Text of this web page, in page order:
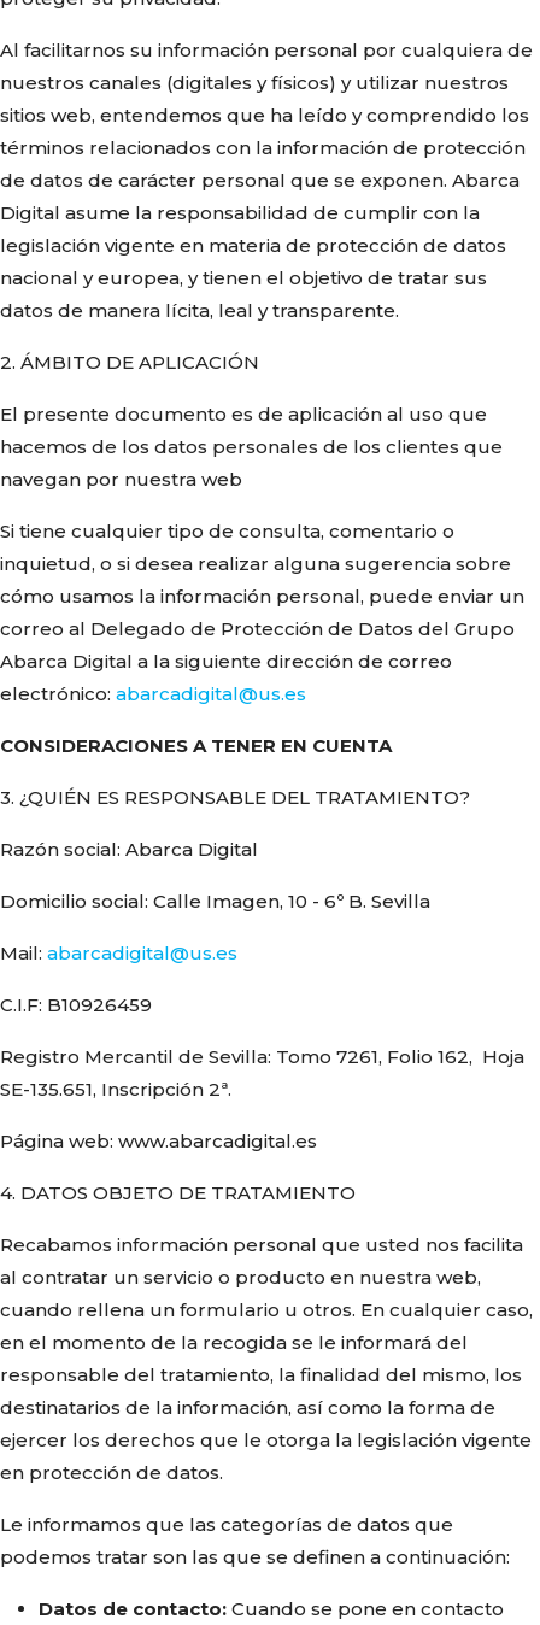
Al facilitarnos su información personal por cualquiera de
nuestros canales (digitales y físicos) y utilizar nuestros
sitios web, entendemos que ha leído y comprendido los
términos relacionados con la información de protección
de datos de carácter personal que se exponen. Abarca
Digital asume la responsabilidad de cumplir con la
legislación vigente en materia de protección de datos
nacional y europea, y tienen el objetivo de tratar sus
datos de manera lícita, leal y transparente.
2. ÁMBITO DE APLICACIÓN
El presente documento es de aplicación al uso que
hacemos de los datos personales de los clientes que
navegan por nuestra web
Si tiene cualquier tipo de consulta, comentario o
inquietud, o si desea realizar alguna sugerencia sobre
cómo usamos la información personal, puede enviar un
correo al Delegado de Protección de Datos del Grupo
Abarca Digital a la siguiente dirección de correo
electrónico: abarcadigital@us.es
CONSIDERACIONES A TENER EN CUENTA
3. ¿QUIÉN ES RESPONSABLE DEL TRATAMIENTO?
Razón social: Abarca Digital
Domicilio social: Calle Imagen, 10 - 6º B. Sevilla
Mail: abarcadigital@us.es
C.I.F: B10926459
Registro Mercantil de Sevilla: Tomo 7261, Folio 162, Hoja
SE-135.651, Inscripción 2ª.
Página web: www.abarcadigital.es
4. DATOS OBJETO DE TRATAMIENTO
Recabamos información personal que usted nos facilita
al contratar un servicio o producto en nuestra web,
cuando rellena un formulario u otros. En cualquier caso,
en el momento de la recogida se le informará del
responsable del tratamiento, la finalidad del mismo, los
destinatarios de la información, así como la forma de
ejercer los derechos que le otorga la legislación vigente
en protección de datos.
Le informamos que las categorías de datos que
podemos tratar son las que se definen a continuación:
Datos de contacto: Cuando se pone en contacto